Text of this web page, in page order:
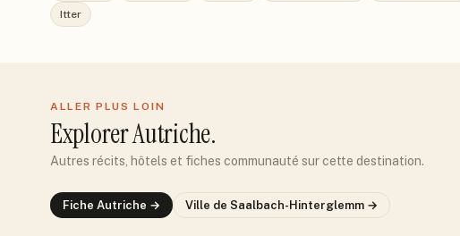
Itter
ALLER PLUS LOIN
ExplorerAutriche.
Autres récits, hôtels et fiches communauté sur cette destination.
Fiche Autriche → Ville de Saalbach-Hinterglemm →